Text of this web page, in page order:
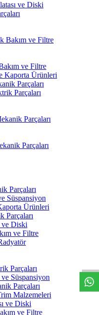
ve Diski
Bakım ve Filtre
ve Filtre
Kaporta Ürünleri
Parçaları
Parçaları
Parçaları
Parçaları
Parçaları
Süspansiyon
Ürünleri
Parçaları
ve Diski
ve Filtre
Parçaları
Süspansiyon
Parçaları
Malzemeleri
ve Diski
ve Filtre